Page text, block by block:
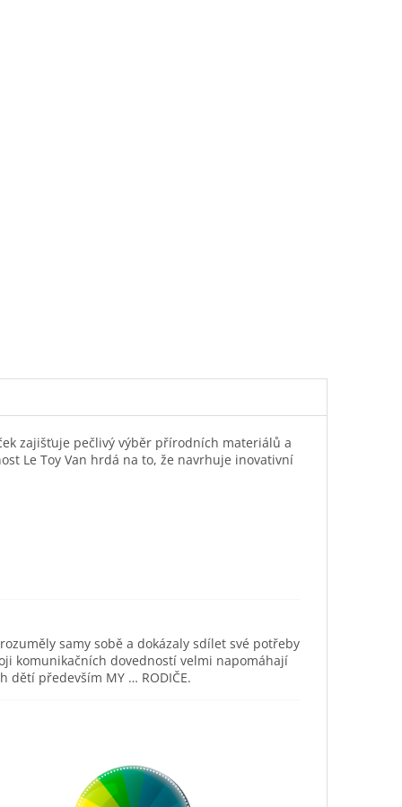
zajišťuje pečlivý výběr přírodních materiálů a
Le Toy Van hrdá na to, že navrhuje inovativní
samy sobě a dokázaly sdílet své potřeby
komunikačních dovedností velmi napomáhají
dětí především MY … RODIČE.